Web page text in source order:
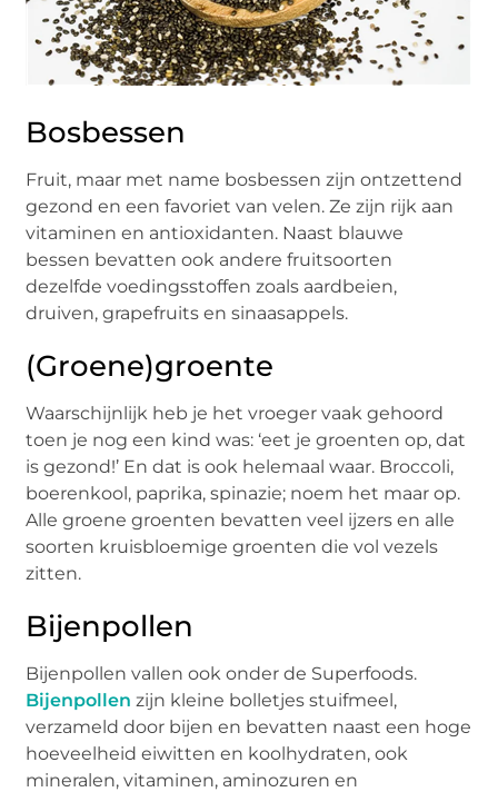
Bosbessen
Fruit, maar met name bosbessen zijn ontzettend
gezond en een favoriet van velen. Ze zijn rijk aan
vitaminen en antioxidanten. Naast blauwe
bessen bevatten ook andere fruitsoorten
dezelfde voedingsstoffen zoals aardbeien,
druiven, grapefruits en sinaasappels.
(Groene)groente
Waarschijnlijk heb je het vroeger vaak gehoord
toen je nog een kind was: ‘eet je groenten op, dat
is gezond!’ En dat is ook helemaal waar. Broccoli,
boerenkool, paprika, spinazie; noem het maar op.
Alle groene groenten bevatten veel ijzers en alle
soorten kruisbloemige groenten die vol vezels
zitten.
Bijenpollen
Bijenpollen vallen ook onder de Superfoods.
Bijenpollen zijn kleine bolletjes stuifmeel,
verzameld door bijen en bevatten naast een hoge
hoeveelheid eiwitten en koolhydraten, ook
mineralen, vitaminen, aminozuren en